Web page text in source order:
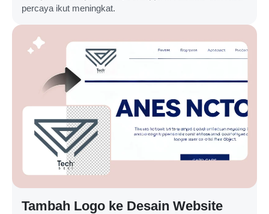
percaya ikut meningkat.
Tambah Logo ke Desain Website